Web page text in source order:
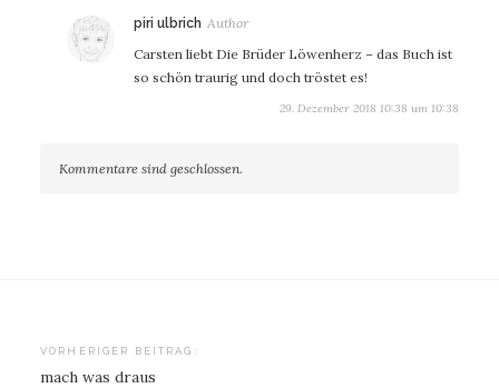
piri ulbrich sagt:
Carsten liebt Die Brüder Löwenherz – das Buch ist
so schön traurig und doch tröstet es!
29. Dezember 2018 10:38 um 10:38
Kommentare sind geschlossen.
Beitragsnavigation
VORHERIGER BEITRAG:
mach was draus